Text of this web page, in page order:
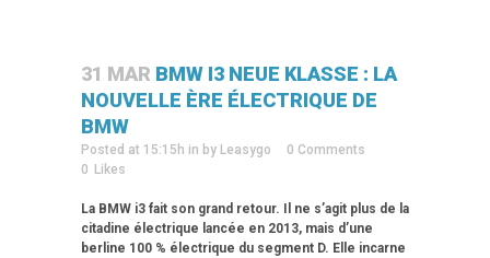
31 MAR BMW I3 NEUE KLASSE : LA
NOUVELLE ÈRE ÉLECTRIQUE DE
BMW
Posted at 15:15h in by Leasygo
0 Comments
0 Likes
La BMW i3 fait son grand retour. Il ne s’agit plus de la
citadine électrique lancée en 2013, mais d’une
berline 100 % électrique du segment D. Elle incarne